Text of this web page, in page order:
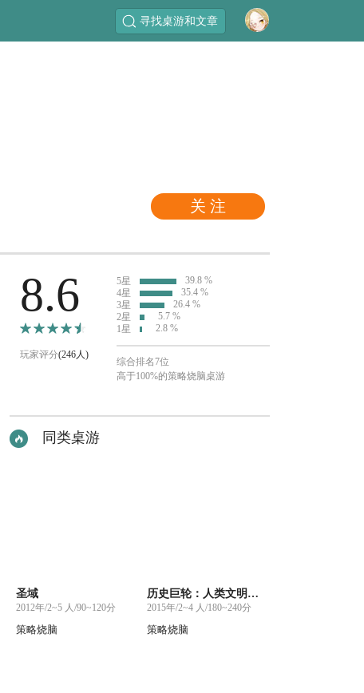
寻找桌游和文章
关 注
8.6
玩家评分(246人)
5星
39.8 %
4星
35.4 %
3星
26.4 %
2星
5.7 %
1星
2.8 %
综合排名7位
高于100%的策略烧脑桌游
同类桌游
圣域
2012年/2~5 人/90~120分
策略烧脑
历史巨轮：人类文明新篇章
2015年/2~4 人/180~240分
策略烧脑